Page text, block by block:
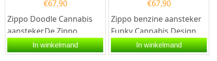
€67,90
Zippo Doodle Cannabis
aansteker.De Zippo
Doodle Cannabis
aansteker heeft aan de
In winkelmand
€67,90
Zippo benzine aansteker
Funky Cannabis Design.
Een Zippo benzine
aansteker is een
In winkelmand